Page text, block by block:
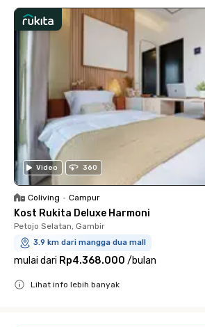
Video 360
Coliving • Campur
Kost Rukita Deluxe Harmoni
Petojo Selatan, Gambir
3.9 km dari mangga dua mall
mulai dari Rp4.368.000 /bulan
Lihat info lebih banyak